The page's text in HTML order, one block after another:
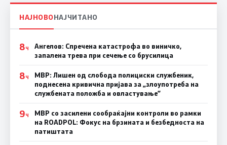
НАЈНОВОНАЈЧИТАНО
8Ч
Ангелов: Спречена катастрофа во виничко,
запалена трева при сечење со брусилица
8Ч
МВР: Лишен од слобода полициски службеник,
поднесена кривична пријава за „злоупотреба на
службената положба и овластување”
9Ч
МВР со засилени сообраќајни контроли во рамки
на ROADPOL: Фокус на брзината и безбедноста на
патиштата